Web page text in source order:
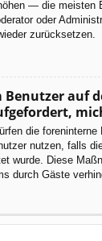
— die meisten
oder
zurücksetzen.
Benutzer auf
die
nutzen, falls
wurde. Diese
durch Gäste